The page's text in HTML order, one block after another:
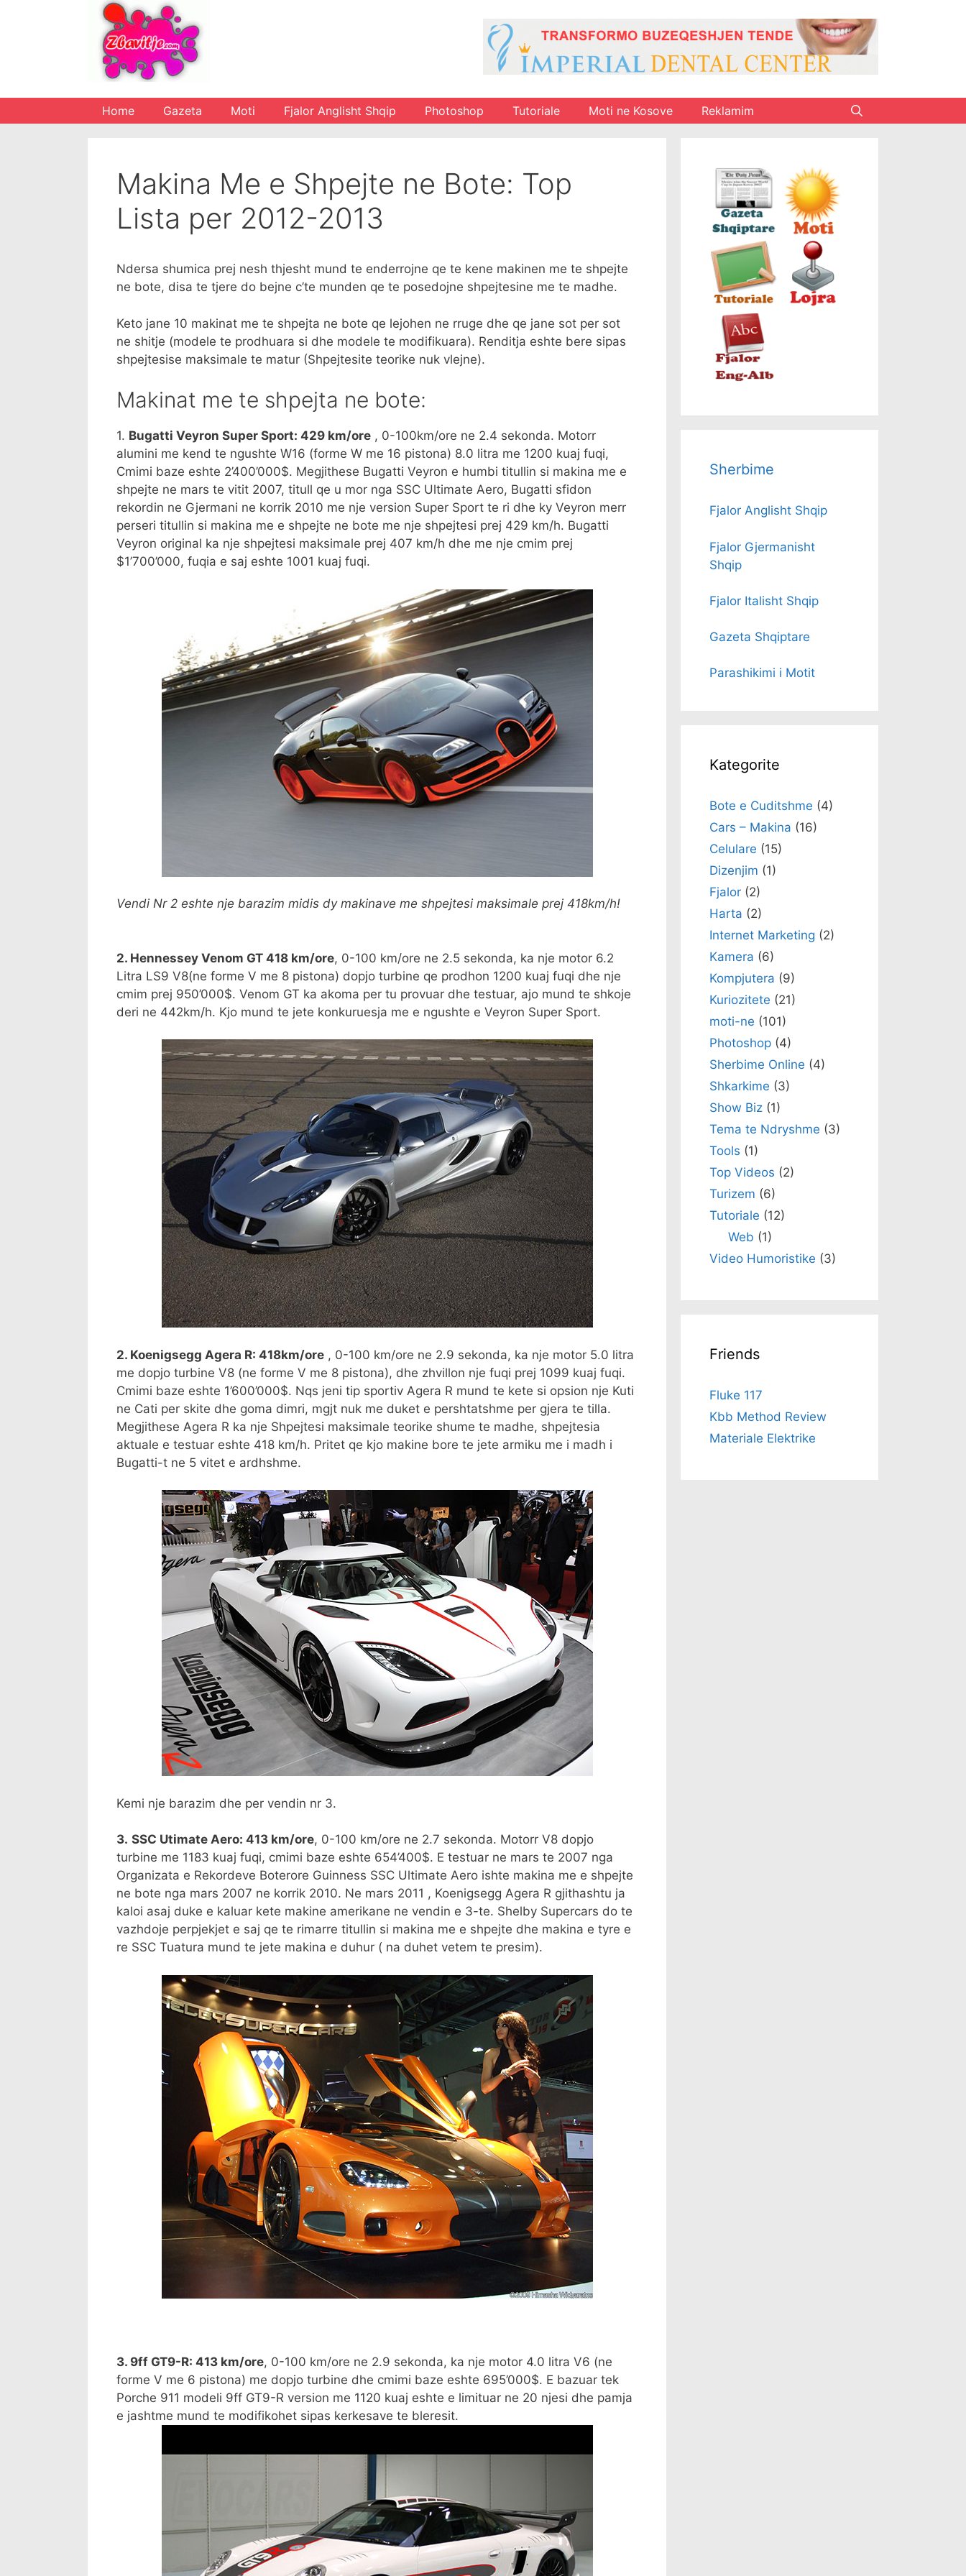
Home Gazeta Moti Fjalor Anglisht Shqip Photoshop Tutoriale Moti ne Kosove Reklamim
Makina Me e Shpejte ne Bote: Top
Lista per 2012-2013
Ndersa shumica prej nesh thjesht mund te enderrojne qe te kene makinen me te shpejte
ne bote, disa te tjere do bejne c’te munden qe te posedojne shpejtesine me te madhe.
Keto jane 10 makinat me te shpejta ne bote qe lejohen ne rruge dhe qe jane sot per sot
ne shitje (modele te prodhuara si dhe modele te modifikuara). Renditja eshte bere sipas
shpejtesise maksimale te matur (Shpejtesite teorike nuk vlejne).
Makinat me te shpejta ne bote:
1. Bugatti Veyron Super Sport: 429 km/ore , 0-100km/ore ne 2.4 sekonda. Motorr
alumini me kend te ngushte W16 (forme W me 16 pistona) 8.0 litra me 1200 kuaj fuqi,
Cmimi baze eshte 2’400’000$. Megjithese Bugatti Veyron e humbi titullin si makina me e
shpejte ne mars te vitit 2007, titull qe u mor nga SSC Ultimate Aero, Bugatti sfidon
rekordin ne Gjermani ne korrik 2010 me nje version Super Sport te ri dhe ky Veyron merr
perseri titullin si makina me e shpejte ne bote me nje shpejtesi prej 429 km/h. Bugatti
Veyron original ka nje shpejtesi maksimale prej 407 km/h dhe me nje cmim prej
$1’700’000, fuqia e saj eshte 1001 kuaj fuqi.
Vendi Nr 2 eshte nje barazim midis dy makinave me shpejtesi maksimale prej 418km/h!
2. Hennessey Venom GT 418 km/ore, 0-100 km/ore ne 2.5 sekonda, ka nje motor 6.2
Litra LS9 V8(ne forme V me 8 pistona) dopjo turbine qe prodhon 1200 kuaj fuqi dhe nje
cmim prej 950’000$. Venom GT ka akoma per tu provuar dhe testuar, ajo mund te shkoje
deri ne 442km/h. Kjo mund te jete konkuruesja me e ngushte e Veyron Super Sport.
2. Koenigsegg Agera R: 418km/ore , 0-100 km/ore ne 2.9 sekonda, ka nje motor 5.0 litra
me dopjo turbine V8 (ne forme V me 8 pistona), dhe zhvillon nje fuqi prej 1099 kuaj fuqi.
Cmimi baze eshte 1’600’000$. Nqs jeni tip sportiv Agera R mund te kete si opsion nje Kuti
ne Cati per skite dhe goma dimri, mgjt nuk me duket e pershtatshme per gjera te tilla.
Megjithese Agera R ka nje Shpejtesi maksimale teorike shume te madhe, shpejtesia
aktuale e testuar eshte 418 km/h. Pritet qe kjo makine bore te jete armiku me i madh i
Bugatti-t ne 5 vitet e ardhshme.
Kemi nje barazim dhe per vendin nr 3.
3. SSC Utimate Aero: 413 km/ore, 0-100 km/ore ne 2.7 sekonda. Motorr V8 dopjo
turbine me 1183 kuaj fuqi, cmimi baze eshte 654’400$. E testuar ne mars te 2007 nga
Organizata e Rekordeve Boterore Guinness SSC Ultimate Aero ishte makina me e shpejte
ne bote nga mars 2007 ne korrik 2010. Ne mars 2011 , Koenigsegg Agera R gjithashtu ja
kaloi asaj duke e kaluar kete makine amerikane ne vendin e 3-te. Shelby Supercars do te
vazhdoje perpjekjet e saj qe te rimarre titullin si makina me e shpejte dhe makina e tyre e
re SSC Tuatura mund te jete makina e duhur ( na duhet vetem te presim).
3. 9ff GT9-R: 413 km/ore, 0-100 km/ore ne 2.9 sekonda, ka nje motor 4.0 litra V6 (ne
forme V me 6 pistona) me dopjo turbine dhe cmimi baze eshte 695’000$. E bazuar tek
Porche 911 modeli 9ff GT9-R version me 1120 kuaj eshte e limituar ne 20 njesi dhe pamja
e jashtme mund te modifikohet sipas kerkesave te bleresit.
Sherbime
Fjalor Anglisht Shqip
Fjalor Gjermanisht
Shqip
Fjalor Italisht Shqip
Gazeta Shqiptare
Parashikimi i Motit
Kategorite
Bote e Cuditshme (4)
Cars – Makina (16)
Celulare (15)
Dizenjim (1)
Fjalor (2)
Harta (2)
Internet Marketing (2)
Kamera (6)
Kompjutera (9)
Kuriozitete (21)
moti-ne (101)
Photoshop (4)
Sherbime Online (4)
Shkarkime (3)
Show Biz (1)
Tema te Ndryshme (3)
Tools (1)
Top Videos (2)
Turizem (6)
Tutoriale (12)
Web (1)
Video Humoristike (3)
Friends
Fluke 117
Kbb Method Review
Materiale Elektrike